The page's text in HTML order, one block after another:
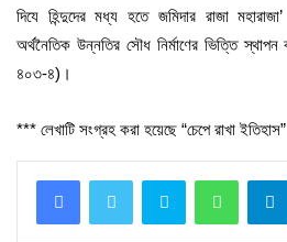
দিযে হিন্দুদের মধ্য হতে জমিদার রাজা
অর্থনৈতিক উন্নতির সৌধ নির্মাণের ভিত্তি স্থাপন
৪০৩-৪)।
*** লেখাটি সংগ্রহ করা হয়েছে “চেপে রাখা
Skype